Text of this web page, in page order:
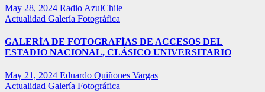
May 28, 2024 Radio AzulChile
Actualidad Galería Fotográfica
GALERÍA DE FOTOGRAFÍAS DE ACCESOS DEL
ESTADIO NACIONAL, CLÁSICO UNIVERSITARIO
May 21, 2024 Eduardo Quiñones Vargas
Actualidad Galería Fotográfica